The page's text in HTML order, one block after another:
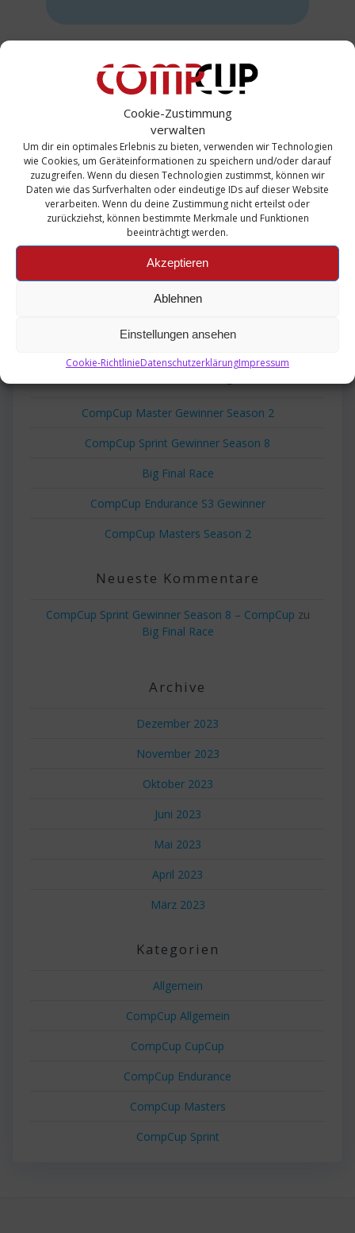
Cookie-Zustimmung
verwalten
Um dir ein optimales Erlebnis zu bieten, verwenden wir Technologien
wie Cookies, um Geräteinformationen zu speichern und/oder darauf
zuzugreifen. Wenn du diesen Technologien zustimmst, können wir
Daten wie das Surfverhalten oder eindeutige IDs auf dieser Website
verarbeiten. Wenn du deine Zustimmung nicht erteilst oder
zurückziehst, können bestimmte Merkmale und Funktionen
beeinträchtigt werden.
Akzeptieren
Ablehnen
Einstellungen ansehen
Cookie-RichtlinieDatenschutzerklärungImpressum
Bevorstehende Veranstaltungen
Keine kommende Veranstaltung gefunden.
Beitragsnavigation
Nächster:
Beitrag:
CompCup Master Gewinner Season 2
CompCup Sprint Gewinner Season 8
Big Final Race
CompCup Endurance S3 Gewinner
CompCup Masters Season 2
Neueste Kommentare
CompCup Sprint Gewinner Season 8 – CompCup zu
Big Final Race
Archive
Dezember 2023
November 2023
Oktober 2023
Juni 2023
Mai 2023
April 2023
März 2023
Kategorien
Allgemein
CompCup Allgemein
CompCup CupCup
CompCup Endurance
CompCup Masters
CompCup Sprint